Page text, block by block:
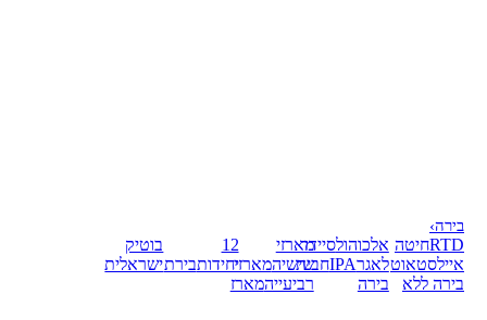
בירה›
RTDחיטה
איילסטאוט
בירה ללא
אלכוהולסיידר
לאגרIPAחבית
בירה
מארזי
שישיהמארזי
רביעייהמארז
12
יחידותבירת
בוטיק
ישראלית